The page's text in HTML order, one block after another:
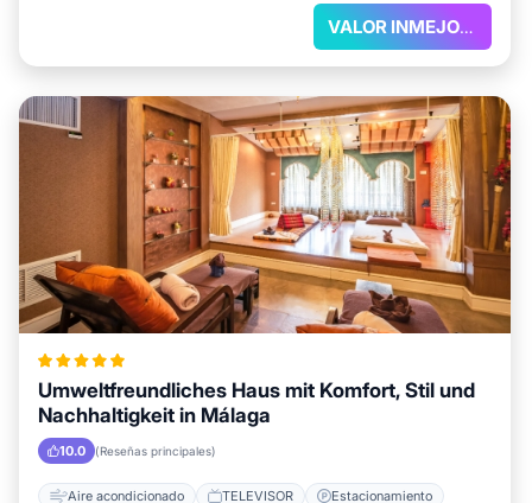
VALOR INMEJORABLE
Umweltfreundliches Haus mit Komfort, Stil und
Nachhaltigkeit in Málaga
10.0 (Reseñas principales)
Aire acondicionado TELEVISOR Estacionamiento